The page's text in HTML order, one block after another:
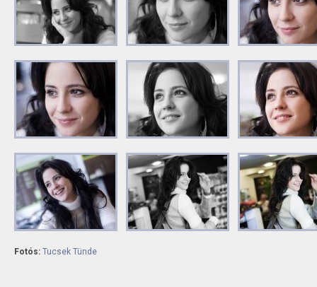
Fotós: Tucsek Tünde